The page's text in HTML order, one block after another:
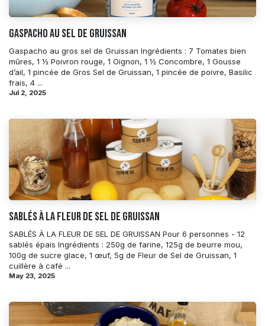
GASPACHO AU SEL DE GRUISSAN
Gaspacho au gros sel de Gruissan Ingrédients : 7 Tomates bien
mûres, 1 ½ Poivron rouge, 1 Oignon, 1 ½ Concombre, 1 Gousse
d’ail, 1 pincée de Gros Sel de Gruissan, 1 pincée de poivre, Basilic
frais, 4 ...
Jul 2, 2025
Sablés à la Fleur de Sel de Gruissan
SABLÉS À LA FLEUR DE SEL DE GRUISSAN Pour 6 personnes - 12
sablés épais Ingrédients : 250g de farine, 125g de beurre mou,
100g de sucre glace, 1 œuf, 5g de Fleur de Sel de Gruissan, 1
cuillère à café ...
May 23, 2025